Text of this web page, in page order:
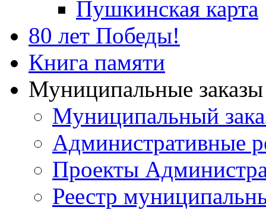
Пушкинская карта
80 лет Победы!
Книга памяти
Муниципальные
Муниципальный
Административные
Проекты
Реестр